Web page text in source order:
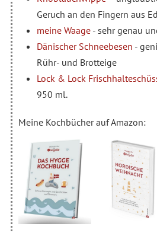
Geruch an den Fingern aus
meine Waage- sehr genau
Dänischer Schneebesen -
Rühr- und Brotteige
Lock & Lock
950 ml.
Meine Kochbücher auf Amazon: